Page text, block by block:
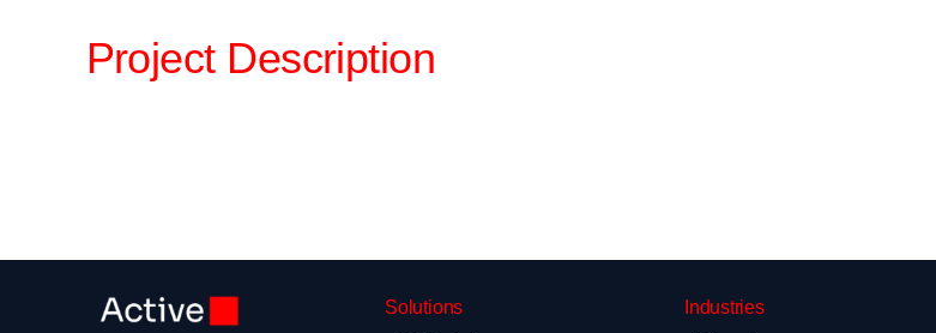
Project Description
Solutions Industries